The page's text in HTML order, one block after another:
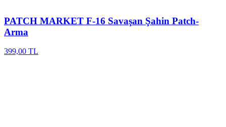
PATCH MARKET F-16 Savaşan Şahin Patch-
Arma
399,00 TL